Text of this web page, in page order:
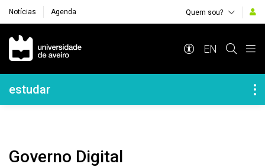
Notícias Agenda Quem sou?
Navegação Principal
EN
Navegação Lateral
estudar
Governo Digital